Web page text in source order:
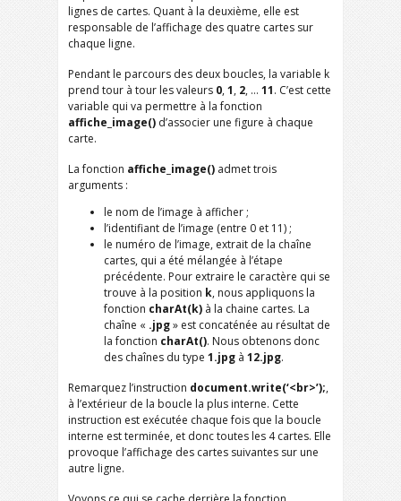
lignes de cartes. Quant à la deuxième, elle est
responsable de l’affichage des quatre cartes sur
chaque ligne.
Pendant le parcours des deux boucles, la variable k
prend tour à tour les valeurs 0,1, 2, … 11. C’est cette
variable qui va permettre à la fonction
affiche_image() d’associer une figure à chaque
carte.
La fonction affiche_image() admet trois
arguments :
le nom de l’image à afficher ;
l’identifiant de l’image (entre 0 et 11) ;
le numéro de l’image, extrait de la chaîne
cartes, qui a été mélangée à l’étape
précédente. Pour extraire le caractère qui se
trouve à la position k, nous appliquons la
fonction charAt(k) à la chaine cartes. La
chaîne « .jpg» est concaténée au résultat de
la fonction charAt(). Nous obtenons donc
des chaînes du type 1.jpg à 12.jpg.
Remarquez l’instruction document.write(‘<br>’);,
à l’extérieur de la boucle la plus interne. Cette
instruction est exécutée chaque fois que la boucle
interne est terminée, et donc toutes les 4 cartes. Elle
provoque l’affichage des cartes suivantes sur une
autre ligne.